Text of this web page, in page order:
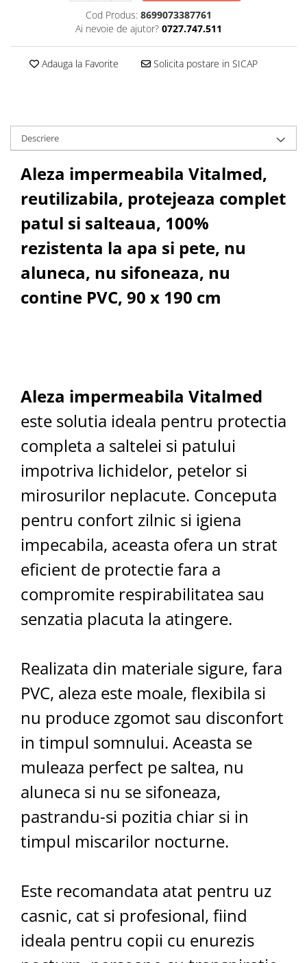
Cod Produs: 8699073387761
Ai nevoie de ajutor? 0727.747.511
Adauga la Favorite Solicita postare in SICAP
Descriere
Aleza impermeabila Vitalmed,
reutilizabila, protejeaza complet
patul si salteaua, 100%
rezistenta la apa si pete, nu
aluneca, nu sifoneaza, nu
contine PVC, 90 x 190 cm
Aleza impermeabila Vitalmed
este solutia ideala pentru protectia
completa a saltelei si patului
impotriva lichidelor, petelor si
mirosurilor neplacute. Conceputa
pentru confort zilnic si igiena
impecabila, aceasta ofera un strat
eficient de protectie fara a
compromite respirabilitatea sau
senzatia placuta la atingere.
Realizata din materiale sigure, fara
PVC, aleza este moale, flexibila si
nu produce zgomot sau disconfort
in timpul somnului. Aceasta se
muleaza perfect pe saltea, nu
aluneca si nu se sifoneaza,
pastrandu-si pozitia chiar si in
timpul miscarilor nocturne.
Este recomandata atat pentru uz
casnic, cat si profesional, fiind
ideala pentru copii cu enurezis